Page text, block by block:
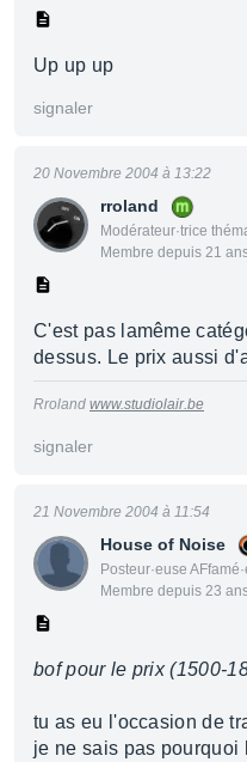
Up up up
signaler
rroland
Modérateur·trice
Membre depuis 21
20 Novembre 2004 à 13:22
C'est pas lamême
dessus. Le prix aussi
Rroland www.studiolair.be
signaler
House of Noise
Posteur·euse
Membre depuis 23
21 Novembre 2004 à 11:54
bof pour le prix (1500-
tu as eu l'occasion de
je ne sais pas